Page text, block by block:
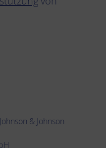
& Johnson